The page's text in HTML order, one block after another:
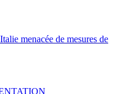
menacée de mesures de